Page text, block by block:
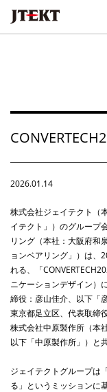
2026.01.14
株式会社ジェイテクト（
イテクト」）のグループ
リング（本社：大阪府和
ョンベアリング」）は、
れる、「
ニケーションデザイン）
締役：彦山佳介、以下「
東京都足立区、代表取締
株式会社中原製作所（本
以下「中原製作所」）と
ジェイテクトグループは
る」というミッションに基